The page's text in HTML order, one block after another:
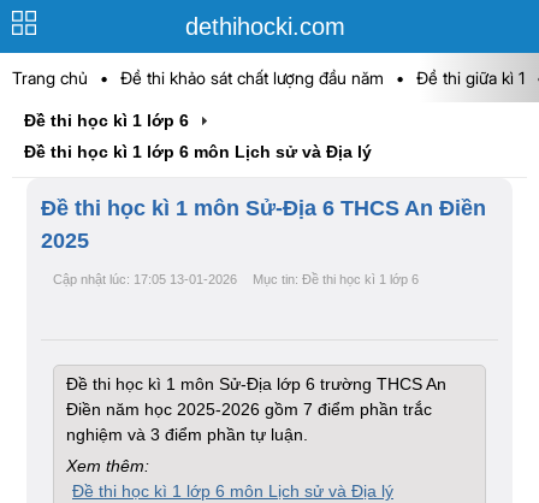
dethihocki.com
Trang chủ • Đề thi khảo sát chất lượng đầu năm • Đề thi giữa kì 1
Đề thi học kì 1 lớp 6
Đề thi học kì 1 lớp 6 môn Lịch sử và Địa lý
Đề thi học kì 1 môn Sử-Địa 6 THCS An Điền
2025
Cập nhật lúc: 17:05 13-01-2026 Mục tin: Đề thi học kì 1 lớp 6
Đề thi học kì 1 môn Sử-Địa lớp 6 trường THCS An
Điền năm học 2025-2026 gồm 7 điểm phần trắc
nghiệm và 3 điểm phần tự luận.
Xem thêm:
Đề thi học kì 1 lớp 6 môn Lịch sử và Địa lý